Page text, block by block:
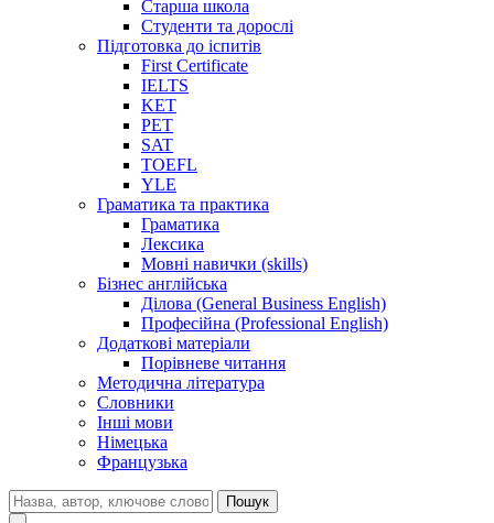
Старша школа
Студенти та дорослі
Підготовка до іспитів
First Certificate
IELTS
KET
PET
SAT
TOEFL
YLE
Граматика та практика
Граматика
Лексика
Мовні навички (skills)
Бізнес англійська
Ділова (General Business English)
Професійна (Professional English)
Додаткові матеріали
Порівневе читання
Методична література
Словники
Інші мови
Німецька
Французька
Пошук